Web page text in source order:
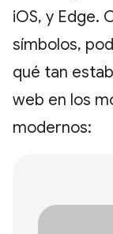
iOS, y Edge.
símbolos,
qué tan
web en los
modernos: